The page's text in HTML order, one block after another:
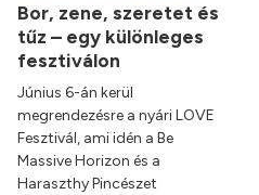
Bor, zene, szeretet és
tűz – egy különleges
fesztiválon
Június 6-án kerül
megrendezésre a nyári LOVE
Fesztivál, ami idén a Be
Massive Horizon és a
Haraszthy Pincészet